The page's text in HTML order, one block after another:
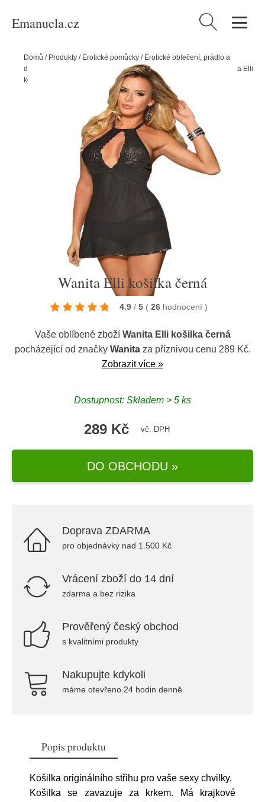
Emanuela.cz Vyhledávání
Domů / Produkty / Erotické pomůcky / Erotické oblečení, prádlo a
doplňky
Dámské erotické prádlo/Dámské erotické košilky
Wanita Elli
košilka černá
Wanita Elli košilka černá
4.9 / 5 ( 26 hodnocení )
Vaše oblíbené zboží Wanita Elli košilka černá
pocházející od značky Wanitaza příznivou cenu 289 Kč.
Zobrazit více »
Dostupnost: Skladem > 5 ks
289 Kč vč. DPH
DO OBCHODU »
Doprava ZDARMA
pro objednávky nad 1.500 Kč
Vrácení zboží do 14 dní
zdarma a bez rizika
Prověřený český obchod
s kvalitními produkty
Nakupujte kdykoli
máme otevřeno 24 hodin denně
Popis produktu
Košilka originálního střihu pro vaše sexy chvilky.
Košilka se zavazuje za krkem. Má krajkové